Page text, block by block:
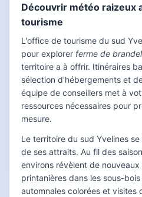
Découvrir météo raizeux
tourisme
L'office de tourisme du sud
pour explorer ferme de
territoire a à offrir. Itinéraires
sélection d'hébergements et
équipe de conseillers met à
ressources nécessaires pour
mesure.
Le territoire du sud Yvelines
de ses attraits. Au fil des
environs révèlent de
printanières dans les sous-
automnales colorées et visites